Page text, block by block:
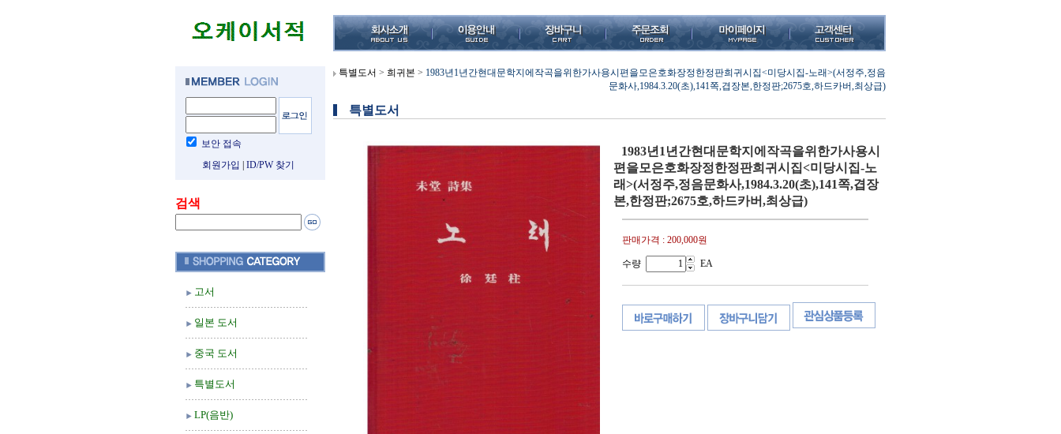
보안 접속
회원가입
ID/PW 찾기
검색
고서
일본 도서
중국 도서
특별도서
LP(음반)
특별도서 > 희귀본 > 1983년1년간현대문학지에작곡을위한가사용시편을모은호화장정한정판희귀시집<미당시집-노래>(서정주,정음
문화사,1984.3.20(초),141쪽,겹장본,한정판;2675호,하드카버,최상급)
특별도서
1983년1년간현대문학지에작곡을위한가사용시
편을모은호화장정한정판희귀시집<미당시집-노
래>(서정주,정음문화사,1984.3.20(초),141쪽,겹장
본,한정판;2675호,하드카버,최상급)
판매가격 : 200,000원
수량 EA